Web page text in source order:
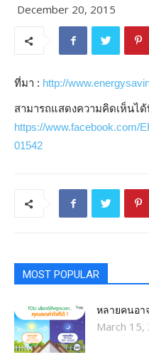
December 20, 2015
ที่มา : http://
สามารถแสดงความคิดเห็นได้
https://www.facebook.com/
01542
MOST POPULAR
หลายคนอา
March 15,